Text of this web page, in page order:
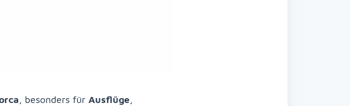
, besonders für Ausflüge